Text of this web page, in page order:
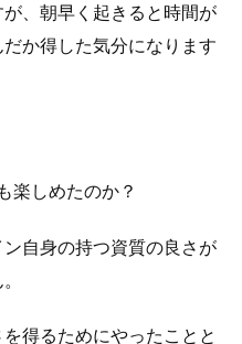
、朝早く起きると時間が
か得した気分になります
楽しめたのか？
自身の持つ資質の良さが
得るためにやったことと